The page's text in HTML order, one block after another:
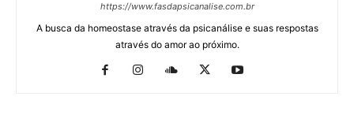
https://www.fasdapsicanalise.com.br
A busca da homeostase através da psicanálise e suas respostas
através do amor ao próximo.